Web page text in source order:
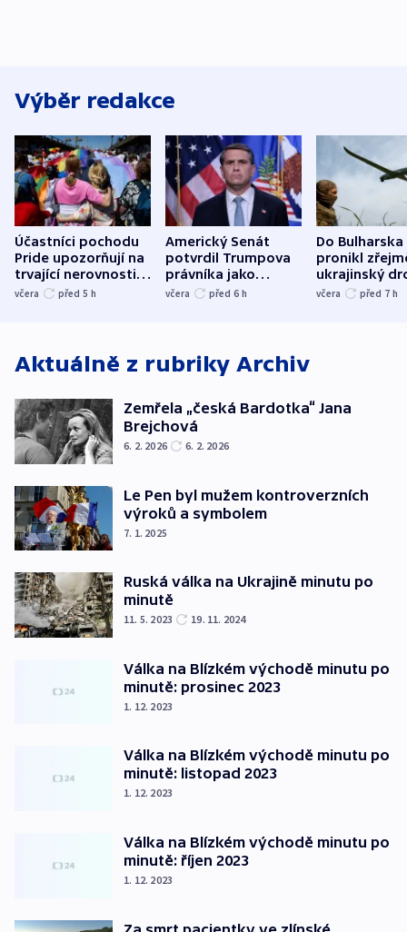
Výběr redakce
Účastníci pochodu
Pride upozorňují na
trvající nerovnosti i
společenskou
včera před 5 h
Americký Senát
potvrdil Trumpova
právníka jako
ministra
včera před 6 h
Do Bulharska
pronikl
ukrajinský
explodoval
včera před 7 h
Aktuálně z rubriky Archiv
Zemřela „česká Bardotka“ Jana
Brejchová
6. 2. 2026 6. 2. 2026
Le Pen byl mužem kontroverzních
výroků a symbolem
7. 1. 2025
Ruská válka na Ukrajině minutu po
minutě
11. 5. 2023 19. 11. 2024
Válka na Blízkém východě minutu po
minutě: prosinec 2023
1. 12. 2023
Válka na Blízkém východě minutu po
minutě: listopad 2023
1. 12. 2023
Válka na Blízkém východě minutu po
minutě: říjen 2023
1. 12. 2023